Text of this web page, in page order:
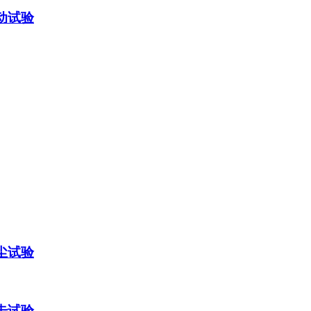
试验
试验